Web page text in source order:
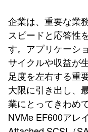
企業は、重要な業
スピードと応答性
す。アプリケーシ
サイクルや収益が
足度を左右する重
大限に引き出し、
業にとってきわめ
NVMe EF600アレ